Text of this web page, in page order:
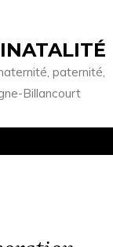
paternité,
Billancourt